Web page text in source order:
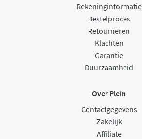
Rekeninginformatie
Bestelproces
Retourneren
Klachten
Garantie
Duurzaamheid
Over Plein
Contactgegevens
Zakelijk
Affiliate